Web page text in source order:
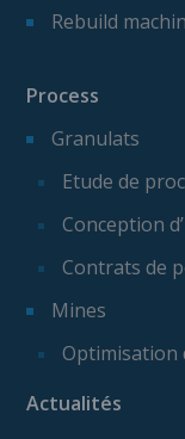
Rebuild
Process
Granulats
Etude de
Conception
Contrats de
Mines
Optimisation
Actualités